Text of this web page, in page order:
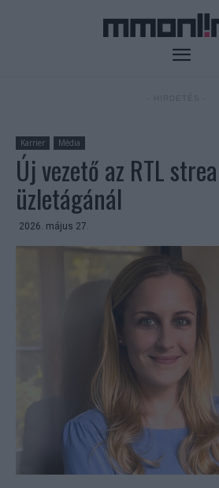
Karrier Média
Új vezető az RTL
üzletágánál
2026. május 27.